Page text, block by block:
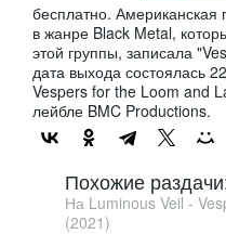
бесплатно.
в жанре Black Metal,
этой группы, записала
дата выхода состоялась
Vespers for the Loom and
лейбле BMC Productions.
Похожие
На Luminous Veil -
(2021)